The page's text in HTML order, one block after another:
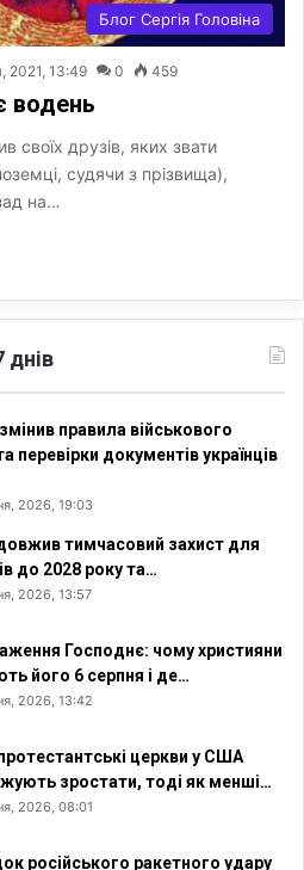
Блог Сергія Головіна
2021, 13:49 0 459
водень
своїх друзів, яких звати
судячи з прізвища),
на…
днів
правила військового
перевірки документів українців
2026, 19:03
тимчасовий захист для
до 2028 року та…
2026, 13:57
Господнє: чому християни
його 6 серпня і де…
2026, 13:42
церкви у США
зростати, тоді як менші…
2026, 08:01
російського ракетного удару